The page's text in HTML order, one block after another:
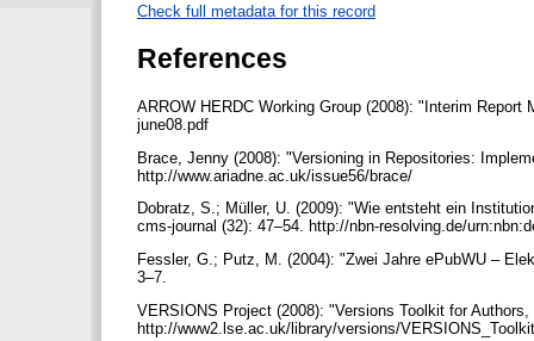
Check full metadata for this record
References
ARROW HERDC Working Group (2008): "Interim
june08.pdf
Brace, Jenny (2008): "Versioning in Repositories:
http://www.ariadne.ac.uk/issue56/brace/
Dobratz, S.; Müller, U. (2009): "Wie entsteht ein
cms-journal (32): 47–54. http://nbn-resolving.de/
Fessler, G.; Putz, M. (2004): "Zwei Jahre ePubWU –
3–7.
VERSIONS Project (2008): "Versions Toolkit for
http://www2.lse.ac.uk/library/versions/